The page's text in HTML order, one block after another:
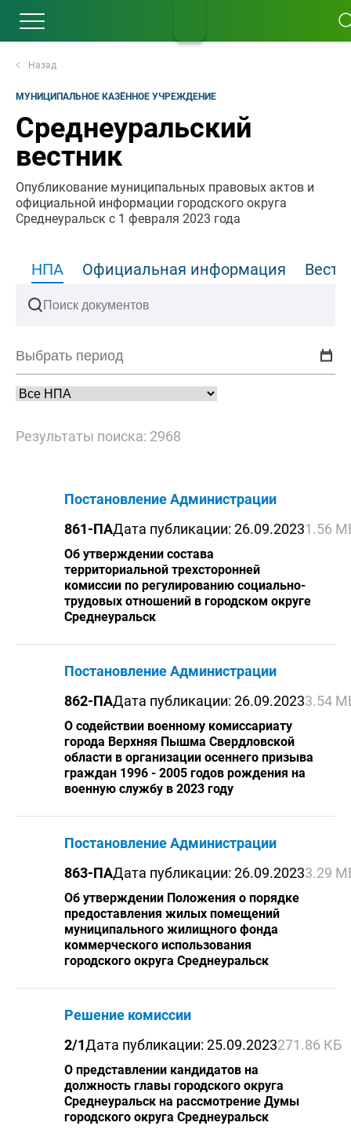
Назад
МУНИЦИПАЛЬНОЕ КАЗЁННОЕ УЧРЕЖДЕНИЕ
Среднеуральский
вестник
Опубликование муниципальных правовых актов и
официальной информации городского округа
Среднеуральск с 1 февраля 2023 года
НПА Официальная информация
Результаты поиска: 2968
Постановление Администрации
861-ПАДата публикации: 26.09.20231.56
Об утверждении состава
территориальной трехсторонней
комиссии по регулированию социально-
трудовых отношений в городском округе
Среднеуральск
Постановление Администрации
862-ПАДата публикации: 26.09.20233.54
О содействии военному комиссариату
города Верхняя Пышма Свердловской
области в организации осеннего призыва
граждан 1996 - 2005 годов рождения на
военную службу в 2023 году
Постановление Администрации
863-ПАДата публикации: 26.09.20233.29
Об утверждении Положения о порядке
предоставления жилых помещений
муниципального жилищного фонда
коммерческого использования
городского округа Среднеуральск
Решение комиссии
2/1Дата публикации: 25.09.2023271.86 КБ
О представлении кандидатов на
должность главы городского округа
Среднеуральск на рассмотрение Думы
городского округа Среднеуральск